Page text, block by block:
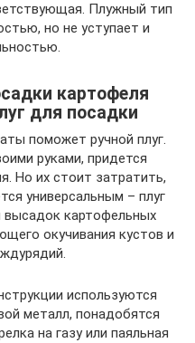
Плужный тип
но не уступает и
картофеля
для посадки
поможет ручной плуг.
руками, придется
Но их стоит затратить,
универсальным – плуг
высадок картофельных
окучивания кустов и
используются
металл, понадобятся
на газу или паяльная